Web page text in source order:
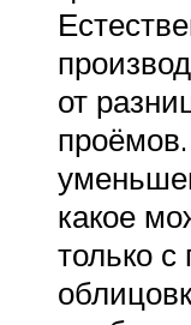
от
какое
только с